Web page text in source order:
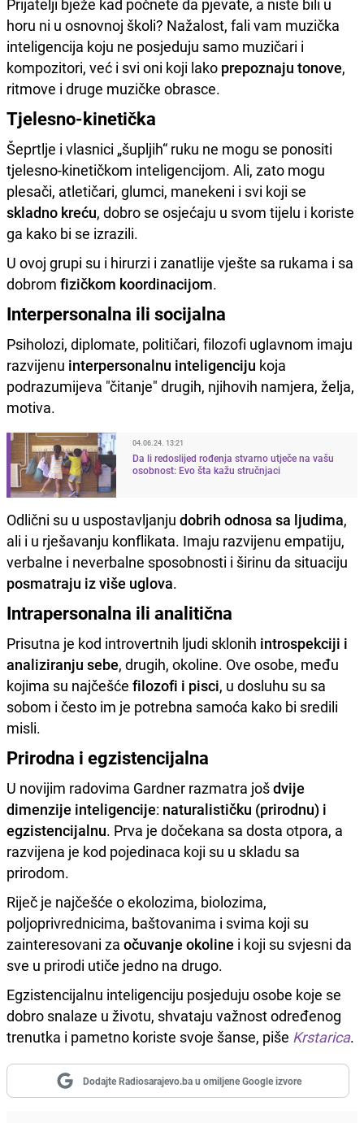
horu ni u osnovnoj školi? Nažalost, fali vam muzička
inteligencija koju ne posjeduju samo muzičari i
kompozitori, već i svi oni koji lako prepoznaju tonove,
ritmove i druge muzičke obrasce.
Tjelesno-kinetička
Šeprtlje i vlasnici „šupljih“ ruku ne mogu se ponositi
tjelesno-kinetičkom inteligencijom. Ali, zato mogu
plesači, atletičari, glumci, manekeni i svi koji se
skladno kreću, dobro se osjećaju u svom tijelu i koriste
ga kako bi se izrazili.
U ovoj grupi su i hirurzi i zanatlije vješte sa rukama i sa
dobrom fizičkom koordinacijom.
Interpersonalna ili socijalna
Psiholozi, diplomate, političari, filozofi uglavnom imaju
razvijenu interpersonalnu inteligenciju koja
podrazumijeva "čitanje" drugih, njihovih namjera, želja,
motiva.
04.06.24. 13:21
Da li redoslijed rođenja stvarno utječe na vašu
osobnost: Evo šta kažu stručnjaci
Odlični su u uspostavljanju dobrih odnosa sa ljudima,
ali i u rješavanju konflikata. Imaju razvijenu empatiju,
verbalne i neverbalne sposobnosti i širinu da situaciju
posmatraju iz više uglova.
Intrapersonalna ili analitična
Prisutna je kod introvertnih ljudi sklonih introspekciji i
analiziranju sebe, drugih, okoline. Ove osobe, među
kojima su najčešće filozofi i pisci, u dosluhu su sa
sobom i često im je potrebna samoća kako bi sredili
misli.
Prirodna i egzistencijalna
U novijim radovima Gardner razmatra jošdvije
dimenzije inteligencije: naturalističku (prirodnu) i
egzistencijalnu. Prva je dočekana sa dosta otpora, a
razvijena je kod pojedinaca koji su u skladu sa
prirodom.
Riječ je najčešće o ekolozima, biolozima,
poljoprivrednicima, baštovanima i svima koji su
zainteresovani za očuvanje okoline i koji su svjesni da
sve u prirodi utiče jedno na drugo.
Egzistencijalnu inteligenciju posjeduju osobe koje se
dobro snalaze u životu, shvataju važnost određenog
trenutka i pametno koriste svoje šanse, piše Krstarica.
Dodajte Radiosarajevo.ba u omiljene Google izvore